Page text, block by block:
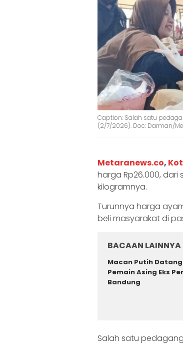
Caption: Salah satu
(2/7/2026). Doc: Darman/
‎Metaranews.co,
harga Rp26.000,
kilogramnya.
‎Turunnya harga
beli masyarakat di
BACAAN LAINNYA
Macan Putih
Pemain Asing Eks
Bandung
‎‎Salah satu